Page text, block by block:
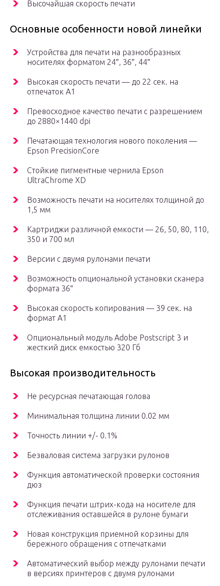
Высочайшая скорость печати
Основные особенности новой линейки
Устройства для печати на разнообразных
носителях форматом 24″, 36″, 44″
Высокая скорость печати — до 22 сек. на
отпечаток А1
Превосходное качество печати с разрешением
до 2880×1440 dpi
Печатающая технология нового поколения —
Epson PrecisionCore
Стойкие пигментные чернила Epson
UltraChrome ХD
Возможность печати на носителях толщиной до
1,5 мм
Картриджи различной емкости — 26, 50, 80, 110,
350 и 700 мл
Версии с двумя рулонами печати
Возможность опциональной установки сканера
формата 36″
Высокая скорость копирования — 39 сек. на
формат А1
Опциональный модуль Adobe Postscript 3 и
жесткий диск емкостью 320 Гб
Высокая производительность
Не ресурсная печатающая голова
Минимальная толщина линии 0.02 мм
Точность линии +/- 0.1%
Безваловая система загрузки рулонов
Функция автоматической проверки состояния
дюз
Функция печати штрих-кода на носителе для
отслеживания оставшейся в рулоне бумаги
Новая конструкция приемной корзины для
бережного обращения с отпечатками
Автоматический выбор между рулонами печати
в версиях принтеров с двумя рулонами